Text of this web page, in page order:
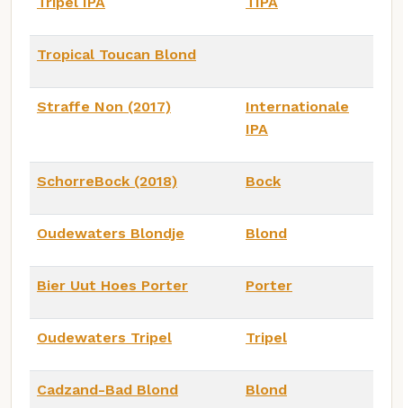
Tropical Toucan Blond
Straffe Non (2017)
Internationale
IPA
SchorreBock (2018) Bock
Oudewaters Blondje Blond
Bier Uut Hoes Porter Porter
Oudewaters Tripel Tripel
Cadzand-Bad Blond Blond